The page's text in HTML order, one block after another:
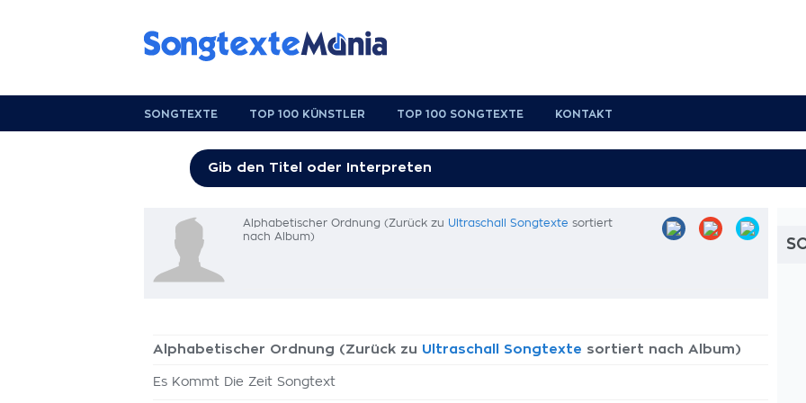
SONGTEXTE TOP 100 KÜNSTLER TOP 100 SONGTEXTE KONTAKT
Alphabetischer Ordnung (Zurück zu Ultraschall Songtexte sortiert
nach Album)
Alphabetischer Ordnung (Zurück zu Ultraschall Songtexte sortiert nach Album)
Es Kommt Die Zeit Songtext